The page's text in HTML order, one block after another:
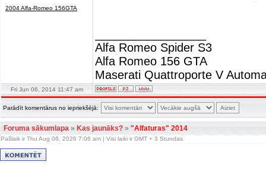
2004 Alfa-Romeo 156GTA
Alfa Romeo Spider S3
Alfa Romeo 156 GTA
Maserati Quattroporte V
Fri Jun 06, 2014 11:47 am
Parādīt komentārus no iepriekšējā:
Foruma sākumlapa»Kas jaunāks?»"Alfaturas" 2014
Pašlaik ir Thu Aug 06, 2026 7:06 am | Visi laiki ir GMT + 3 Stundas